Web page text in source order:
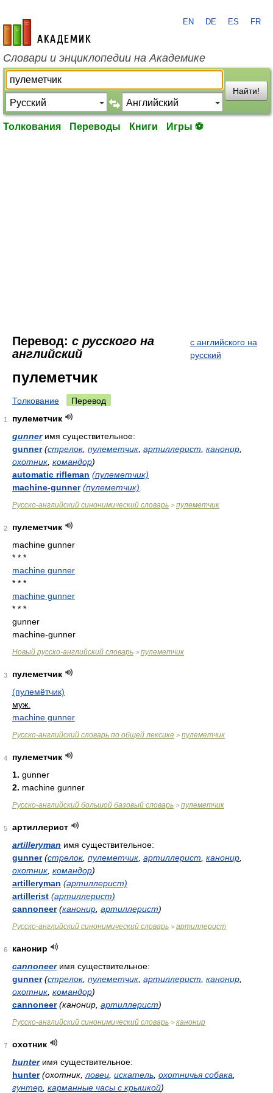
academic.ru
EN DE ES FR
Словари и энциклопедии на Академике
Найти!
Толкования Переводы Книги Игры ⚽
Перевод: с русского на
английский
с английского на
русский
пулеметчик
Толкование Перевод
1
пулеметчик
gunner имя существительное:
gunner (стрелок пулеметчик артиллерист канонир
охотник командор)
automatic rifleman (пулеметчик)
machine-gunner (пулеметчик)
Русско-английский синонимический словарь > пулеметчик
2
пулеметчик
machine gunner
* * *
machine gunner
* * *
machine gunner
* * *
gunner
machine-gunner
Новый русско-английский словарь > пулеметчик
3
пулеметчик
(пулемётчик)
муж.
machine gunner
Русско-английский словарь по общей лексике > пулеметчик
4
пулеметчик
1. gunner
2. machine gunner
Русско-английский большой базовый словарь > пулеметчик
5
артиллерист
artilleryman имя существительное:
gunner (стрелок пулеметчик артиллерист канонир
охотник командор)
artilleryman (артиллерист)
artillerist (артиллерист)
cannoneer (канонир артиллерист)
Русско-английский синонимический словарь > артиллерист
6
канонир
cannoneer имя существительное:
gunner (стрелок пулеметчик артиллерист канонир
охотник командор)
cannoneer (канонир, артиллерист)
Русско-английский синонимический словарь > канонир
7
охотник
hunter имя существительное:
hunter (охотник, ловец искатель охотничья собака
гунтер карманные часы с крышкой)